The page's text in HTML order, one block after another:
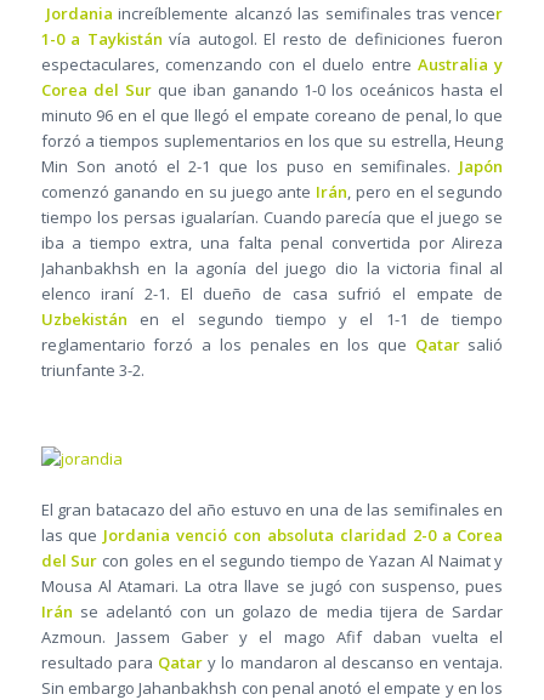
Jordania increíblemente alcanzó las semifinales tras vencer
1-0 a Taykistán vía autogol. El resto de definiciones fueron
espectaculares, comenzando con el duelo entre Australia y
Corea del Surque iban ganando 1-0 los oceánicos hasta el
minuto 96 en el que llegó el empate coreano de penal, lo que
forzó a tiempos suplementarios en los que su estrella, Heung
Min Son anotó el 2-1 que los puso en semifinales. Japón
comenzó ganando en su juego ante Irán , pero en el segundo
tiempo los persas igualarían. Cuando parecía que el juego se
iba a tiempo extra, una falta penal convertida por Alireza
Jahanbakhsh en la agonía del juego dio la victoria final al
elenco iraní 2-1. El dueño de casa sufrió el empate de
Uzbekistán en el segundo tiempo y el 1-1 de tiempo
reglamentario forzó a los penales en los que Qatarsalió
triunfante 3-2.
El gran batacazo del año estuvo en una de las semifinales en
las que Jordania venció con absoluta claridad 2-0 a Corea
del Sur con goles en el segundo tiempo de Yazan Al Naimat y
Mousa Al Atamari. La otra llave se jugó con suspenso, pues
Irán se adelantó con un golazo de media tijera de Sardar
Azmoun. Jassem Gaber y el mago Afif daban vuelta el
resultado para Qatar y lo mandaron al descanso en ventaja.
Sin embargo Jahanbakhsh con penal anotó el empate y en los